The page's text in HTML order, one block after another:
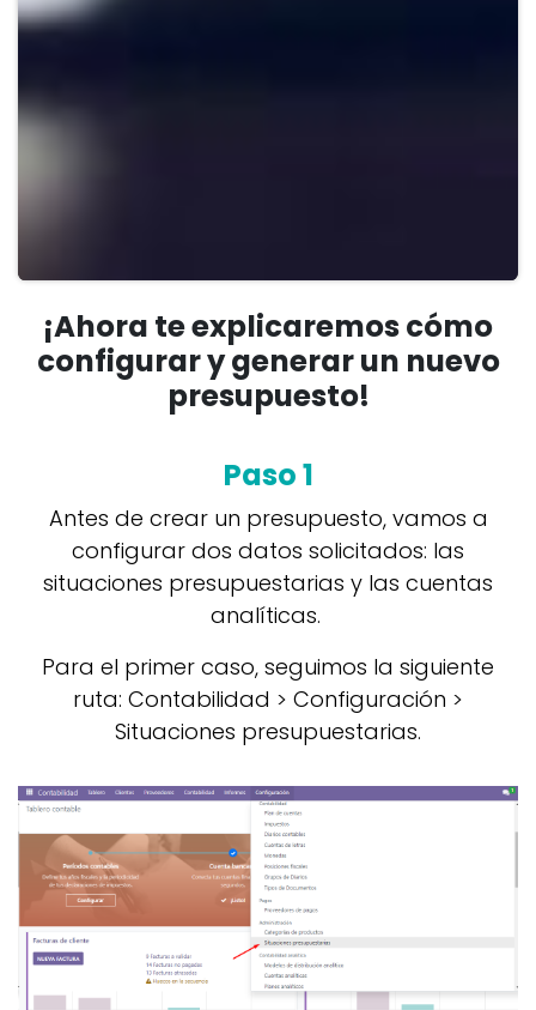
¡Ahora te explicaremos cómo
configurar y generar un nuevo
presupuesto!
Paso 1
Antes de crear un presupuesto, vamos a
configurar dos datos solicitados: las
situaciones presupuestarias y las cuentas
analíticas.
Para el primer caso, seguimos la siguiente
ruta: Contabilidad > Configuración >
Situaciones presupuestarias.